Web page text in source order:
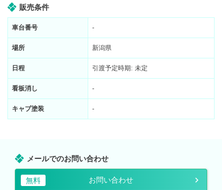
販売条件
車台番号 -
場所 新潟県
日程 引渡予定時期: 未定
看板消し -
キャブ塗装 -
メールでのお問い合わせ
無料 お問い合わせ